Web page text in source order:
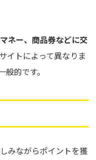
ネー、商品券などに交
イトによって異なりま
的です。
みながらポイントを獲